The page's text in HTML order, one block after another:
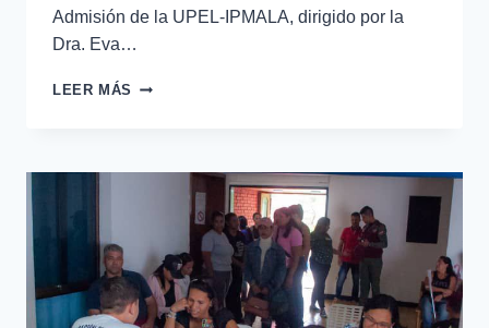
Admisión de la UPEL-IPMALA, dirigido por la
Dra. Eva…
LEER MÁS